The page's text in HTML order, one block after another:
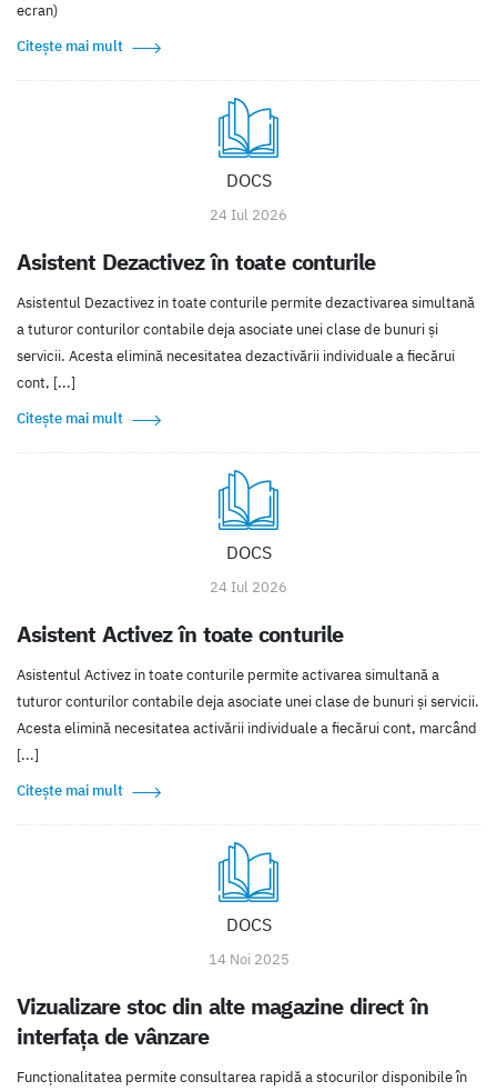
ecran)
Citește mai mult
DOCS
24 Iul 2026
Asistent Dezactivez în toate conturile
Asistentul Dezactivez in toate conturile permite dezactivarea simultană
a tuturor conturilor contabile deja asociate unei clase de bunuri și
servicii. Acesta elimină necesitatea dezactivării individuale a fiecărui
cont, [...]
Citește mai mult
DOCS
24 Iul 2026
Asistent Activez în toate conturile
Asistentul Activez in toate conturile permite activarea simultană a
tuturor conturilor contabile deja asociate unei clase de bunuri și servicii.
Acesta elimină necesitatea activării individuale a fiecărui cont, marcând
[...]
Citește mai mult
DOCS
14 Noi 2025
Vizualizare stoc din alte magazine direct în
interfața de vânzare
Funcționalitatea permite consultarea rapidă a stocurilor disponibile în